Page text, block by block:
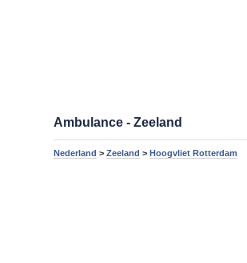
Ambulance - Zeeland
Nederland >Zeeland >Hoogvliet Rotterdam